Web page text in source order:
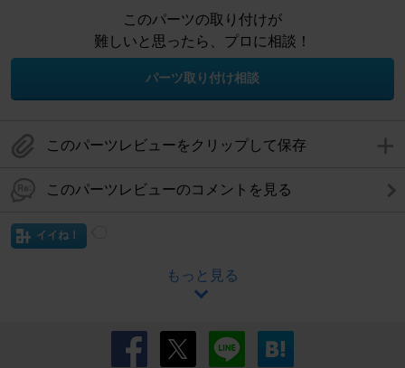
このパーツの取り付けが
難しいと思ったら、プロに相談！
パーツ取り付け相談
このパーツレビューをクリップして保存
このパーツレビューのコメントを見る
イイね！
もっと見る